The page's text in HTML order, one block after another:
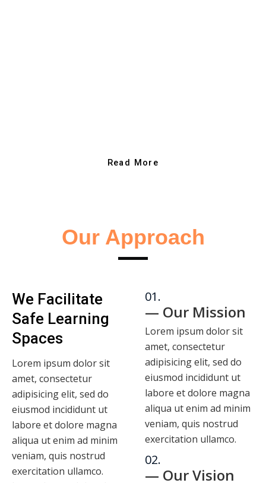
Read More
Our Approach
We Facilitate
Safe Learning
Spaces
Lorem ipsum dolor sit
amet, consectetur
adipisicing elit, sed do
eiusmod incididunt ut
labore et dolore magna
aliqua ut enim ad minim
veniam, quis nostrud
exercitation ullamco.
01.
— Our Mission
Lorem ipsum dolor sit
amet, consectetur
adipisicing elit, sed do
eiusmod incididunt ut
labore et dolore magna
aliqua ut enim ad minim
veniam, quis nostrud
exercitation ullamco.
02.
— Our Vision